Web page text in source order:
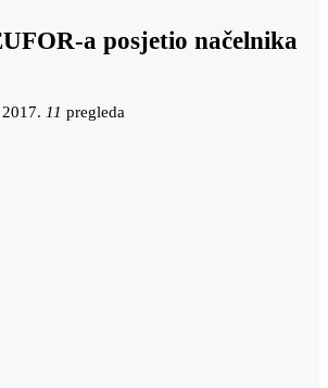
a posjetio načelnika
11 pregleda